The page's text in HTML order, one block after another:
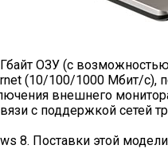
ОЗУ (с
(10/100/1000 Мбит/с),
внешнего
с поддержкой сетей
8. Поставки этой